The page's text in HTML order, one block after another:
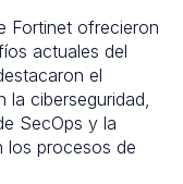
Fortinet ofrecieron
actuales del
el
la ciberseguridad,
SecOps y la
los procesos de